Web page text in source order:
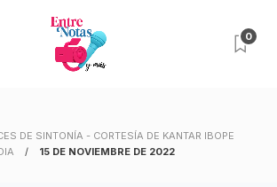
0
DE SINTONÍA - CORTESÍA DE KANTAR IBOPE
15 DE NOVIEMBRE DE 2022